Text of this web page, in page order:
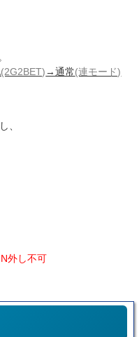
(2G2BET)→通常(連モード)
、
外し不可